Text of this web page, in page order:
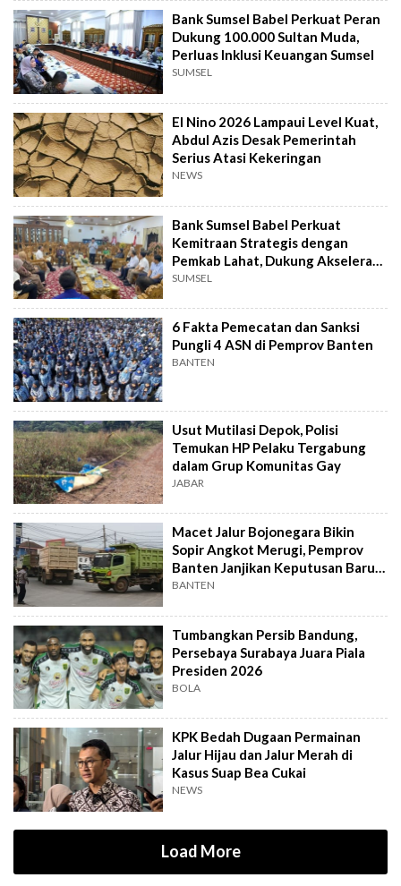
Bank Sumsel Babel Perkuat Peran
Dukung 100.000 Sultan Muda,
Perluas Inklusi Keuangan Sumsel
SUMSEL
El Nino 2026 Lampaui Level Kuat,
Abdul Azis Desak Pemerintah
Serius Atasi Kekeringan
NEWS
Bank Sumsel Babel Perkuat
Kemitraan Strategis dengan
Pemkab Lahat, Dukung Akselerasi
Ekonomi Daerah
SUMSEL
6 Fakta Pemecatan dan Sanksi
Pungli 4 ASN di Pemprov Banten
BANTEN
Usut Mutilasi Depok, Polisi
Temukan HP Pelaku Tergabung
dalam Grup Komunitas Gay
JABAR
Macet Jalur Bojonegara Bikin
Sopir Angkot Merugi, Pemprov
Banten Janjikan Keputusan Baru 4
Hari Lagi
BANTEN
Tumbangkan Persib Bandung,
Persebaya Surabaya Juara Piala
Presiden 2026
BOLA
KPK Bedah Dugaan Permainan
Jalur Hijau dan Jalur Merah di
Kasus Suap Bea Cukai
NEWS
Load More